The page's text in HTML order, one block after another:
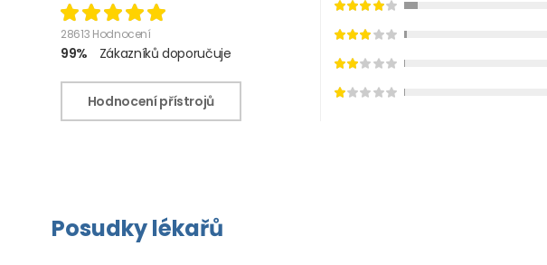
28613 Hodnocení
99% Zákazníků doporučuje
Hodnocení přístrojů
Posudky lékařů